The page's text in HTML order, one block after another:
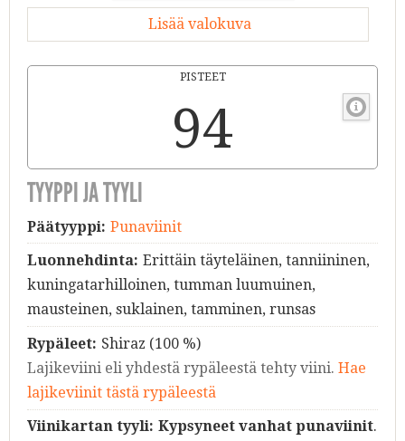
Lisää valokuva
PISTEET
94
TYYPPI JA TYYLI
Päätyyppi: Punaviinit
Luonnehdinta: Erittäin täyteläinen, tanniininen,
kuningatarhilloinen, tumman luumuinen,
mausteinen, suklainen, tamminen, runsas
Rypäleet: Shiraz (100 %)
Lajikeviini eli yhdestä rypäleestä tehty viini. Hae
lajikeviinit tästä rypäleestä
Viinikartan tyyli: Kypsyneet vanhat punaviinit.